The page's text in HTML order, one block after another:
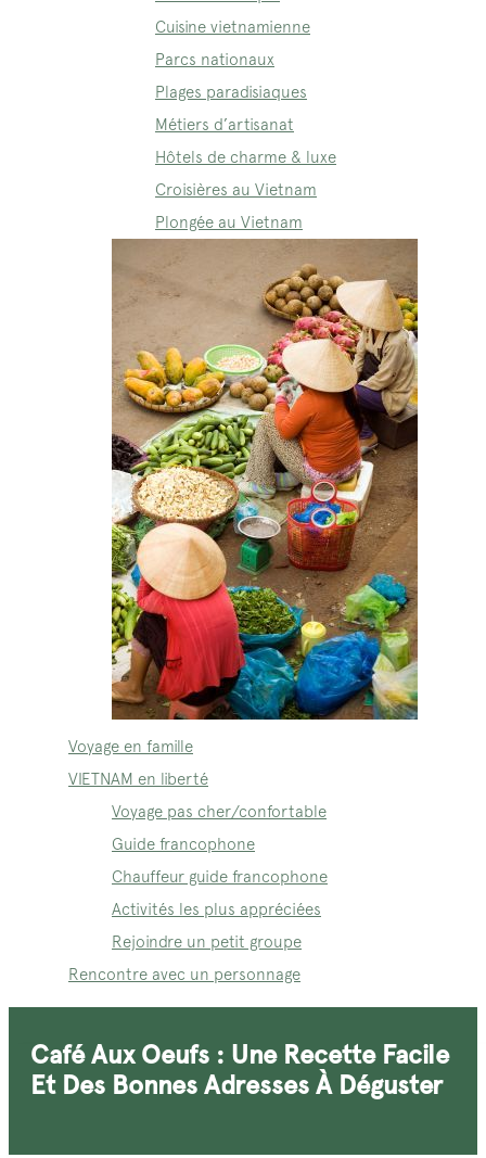
Cuisine vietnamienne
Parcs nationaux
Plages paradisiaques
Métiers d’artisanat
Hôtels de charme & luxe
Croisières au Vietnam
Plongée au Vietnam
Voyage en famille
VIETNAM en liberté
Voyage pas cher/confortable
Guide francophone
Chauffeur guide francophone
Activités les plus appréciées
Rejoindre un petit groupe
Rencontre avec un personnage
Café Aux Oeufs : Une Recette Facile
Et Des Bonnes Adresses À Déguster